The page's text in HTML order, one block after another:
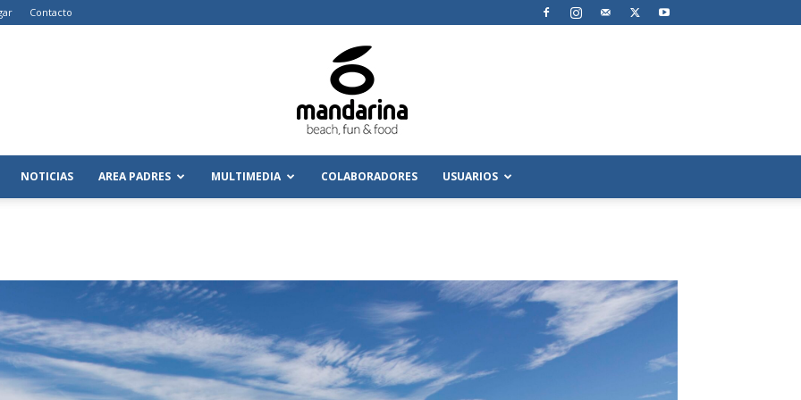
Contacto
NOTICIAS AREA PADRES MULTIMEDIA COLABORADORES USUARIOS